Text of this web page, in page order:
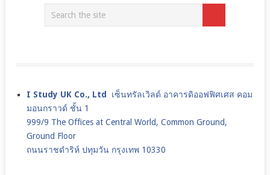
I Study UK Co., Ltd เซ็นทรัลเวิลด์ อาคารดิออฟฟิศเศส คอม
มอนกราวด์ ชั้น 1
999/9 The Offices at Central World, Common Ground,
Ground Floor
ถนนราชดำริห์ ปทุมวัน กรุงเทพ 10330